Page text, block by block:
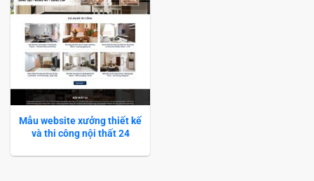
Mẫu website xưởng thiết kế
và thi công nội thất 24